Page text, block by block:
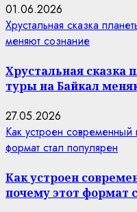
01.06.2026
Хрустальная сказка
меняют сознание
Хрустальная сказка
туры на Байкал
27.05.2026
Как устроен
формат стал популярен
Как устроен
почему этот формат